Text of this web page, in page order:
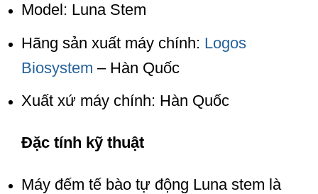
Model: Luna Stem
Hãng sản xuất máy chính: Logos
Biosystem – Hàn Quốc
Xuất xứ máy chính: Hàn Quốc
Đặc tính kỹ thuật
Máy đếm tế bào tự động Luna stem là